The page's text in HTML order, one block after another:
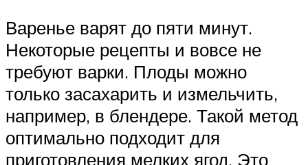
Варенье варят до пяти минут.
Некоторые рецепты и вовсе не
требуют варки. Плоды можно
только засахарить и измельчить,
например, в блендере. Такой метод
оптимально подходит для
приготовления мелких ягод. Это